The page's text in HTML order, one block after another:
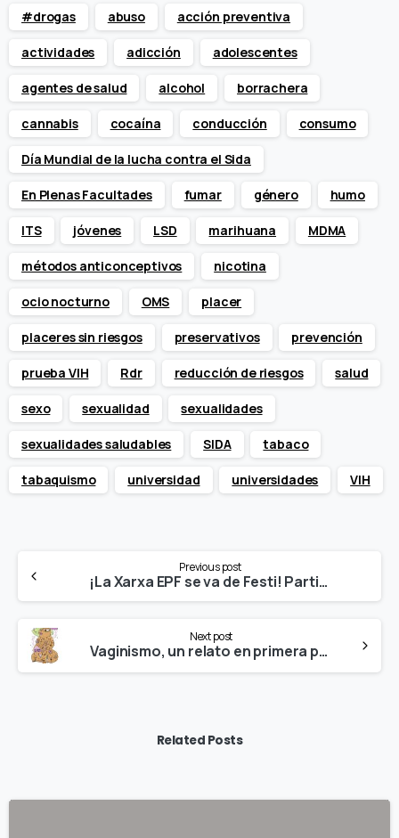
#drogas
abuso acción preventiva
actividades adicción adolescentes
agentes de salud alcohol borrachera
cannabis cocaína conducción consumo
Día Mundial de la lucha contra el Sida
En Plenas Facultades fumar género humo
ITS jóvenes LSD marihuana MDMA
métodos anticonceptivos nicotina
ocio nocturno OMS placer
placeres sin riesgos preservativos prevención
prueba VIH Rdr reducción de riesgos salud
sexo sexualidad sexualidades
sexualidades saludables SIDA tabaco
tabaquismo universidad universidades VIH
Reading
Previous post
¡La Xarxa EPF se va de Festi! Participamos del III Festival Apoye. No Castigue, edición online
Next post
Vaginismo, un relato en primera persona
Related Posts